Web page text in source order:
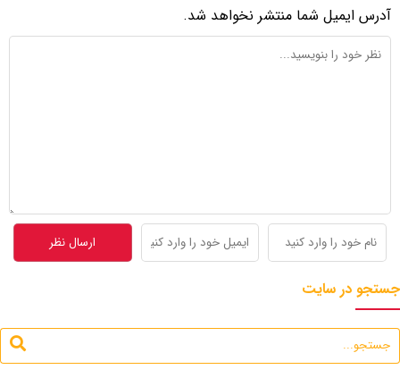
آدرس ایمیل شما منتشر نخواهد شد.
جستجو در سایت